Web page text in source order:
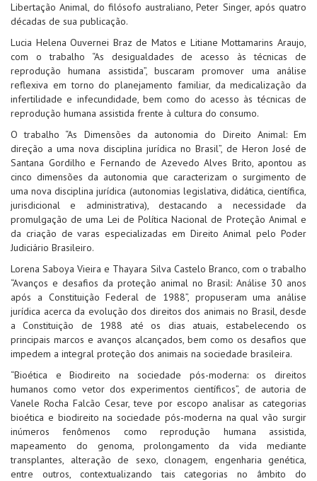
Libertação Animal, do filósofo australiano, Peter Singer, após quatro
décadas de sua publicação.
Lucia Helena Ouvernei Braz de Matos e Litiane Mottamarins Araujo,
com o trabalho “As desigualdades de acesso às técnicas de
reprodução humana assistida”, buscaram promover uma análise
reflexiva em torno do planejamento familiar, da medicalização da
infertilidade e infecundidade, bem como do acesso às técnicas de
reprodução humana assistida frente à cultura do consumo.
O trabalho “As Dimensões da autonomia do Direito Animal: Em
direção a uma nova disciplina jurídica no Brasil”, de Heron José de
Santana Gordilho e Fernando de Azevedo Alves Brito, apontou as
cinco dimensões da autonomia que caracterizam o surgimento de
uma nova disciplina jurídica (autonomias legislativa, didática, científica,
jurisdicional e administrativa), destacando a necessidade da
promulgação de uma Lei de Política Nacional de Proteção Animal e
da criação de varas especializadas em Direito Animal pelo Poder
Judiciário Brasileiro.
Lorena Saboya Vieira e Thayara Silva Castelo Branco, com o trabalho
“Avanços e desafios da proteção animal no Brasil: Análise 30 anos
após a Constituição Federal de 1988”, propuseram uma análise
jurídica acerca da evolução dos direitos dos animais no Brasil, desde
a Constituição de 1988 até os dias atuais, estabelecendo os
principais marcos e avanços alcançados, bem como os desafios que
impedem a integral proteção dos animais na sociedade brasileira.
“Bioética e Biodireito na sociedade pós-moderna: os direitos
humanos como vetor dos experimentos científicos”, de autoria de
Vanele Rocha Falcão Cesar, teve por escopo analisar as categorias
bioética e biodireito na sociedade pós-moderna na qual vão surgir
inúmeros fenômenos como reprodução humana assistida,
mapeamento do genoma, prolongamento da vida mediante
transplantes, alteração de sexo, clonagem, engenharia genética,
entre outros, contextualizando tais categorias no âmbito do